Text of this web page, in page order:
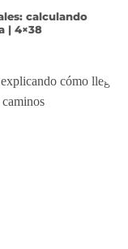
calculando
| 4×38